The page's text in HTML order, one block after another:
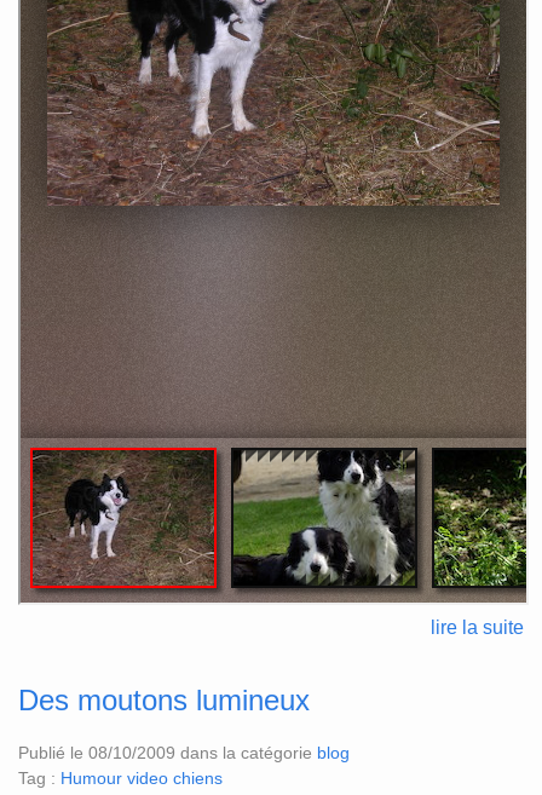
lire la suite
Des moutons lumineux
Publié le 08/10/2009 dans la catégorie blog
Tag : Humour video chiens